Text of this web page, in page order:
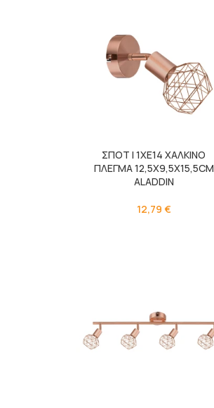
ΣΠΟΤ I 1XE14 ΧΑΛΚΙΝΟ
ΠΛΕΓΜΑ 12,5X9,5X15,5CM
ALADDIN
12,79 €